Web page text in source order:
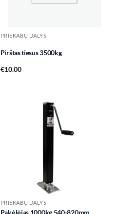
PRIEKABŲ DALYS
Pirštas tiesus 3500kg
€10.00
PRIEKABŲ DALYS
Pakėlėjas 1000kg 540-820mm